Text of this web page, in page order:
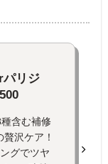
パリジ
含む補修
沢ケア！
グでツヤ